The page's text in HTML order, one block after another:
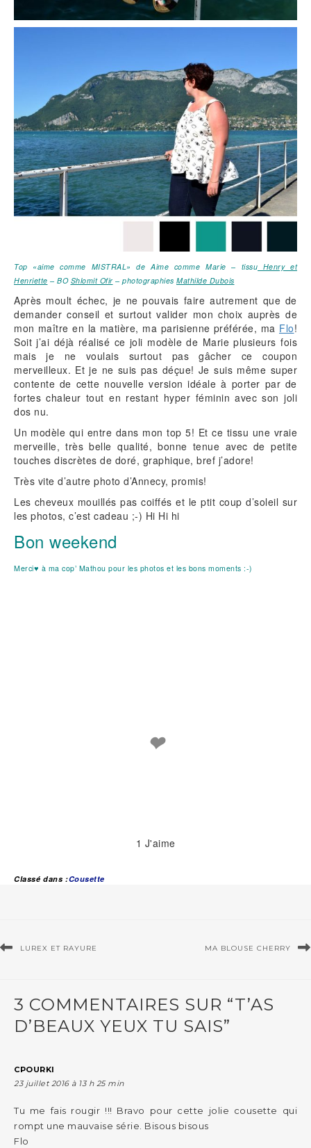
Top «aime comme MISTRAL» de Aime comme Marie – tissu Henry et
Henriette – BO Shlomit Ofir – photographies Mathilde Dubois
Après moult échec, je ne pouvais faire autrement que de
demander conseil et surtout valider mon choix auprès de
mon maître en la matière, ma parisienne préférée, ma Flo!
Soit j’ai déjà réalisé ce joli modèle de Marie plusieurs fois
mais je ne voulais surtout pas gâcher ce coupon
merveilleux. Et je ne suis pas déçue! Je suis même super
contente de cette nouvelle version idéale à porter par de
fortes chaleur tout en restant hyper féminin avec son joli
dos nu.
Un modèle qui entre dans mon top 5! Et ce tissu une vraie
merveille, très belle qualité, bonne tenue avec de petite
touches discrètes de doré, graphique, bref j’adore!
Très vite d’autre photo d’Annecy, promis!
Les cheveux mouillés pas coiffés et le ptit coup d’soleil sur
les photos, c’est cadeau ;-) Hi Hi hi
Bon weekend
Merci♥ à ma cop’ Mathou pour les photos et les bons moments :-)
❤
1 J'aime
Classé dans :Cousette
LUREX ET RAYURE MA BLOUSE CHERRY
3 COMMENTAIRES SUR “T’AS
D’BEAUX YEUX TU SAIS”
CPOURKI
23 juillet 2016 à 13 h 25 min
Tu me fais rougir !!! Bravo pour cette jolie cousette qui
rompt une mauvaise série. Bisous bisous
Flo